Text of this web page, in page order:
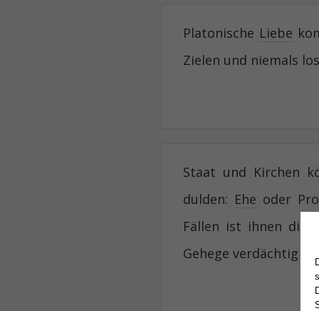
Platonische Liebe
Zielen und niemals
Staat und Kirchen
dulden: Ehe oder
Fällen ist ihnen die
Gehege verdächtig